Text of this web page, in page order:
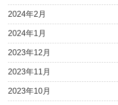
2024年2月
2024年1月
2023年12月
2023年11月
2023年10月